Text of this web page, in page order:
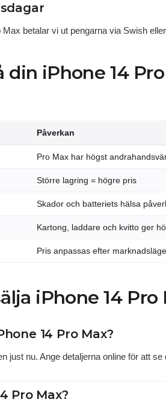
betalar vi ut pengarna via Swish
iPhone 14
Påverkan
Pro Max har högst
Större lagring = högre pris
Skador och batteriets hälsa
Kartong, laddare och kvitto ger
Pris anpassas efter marknadsläge
iPhone 14 Pro
14 Pro Max?
just nu. Ange detaljerna online för att se
Pro Max?